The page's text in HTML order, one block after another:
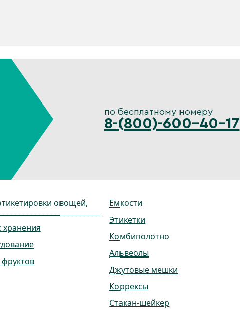
по бесплатному номеру
8-(800)-600-40-17
овощей,
хранения
Емкости
Этикетки
Комбиполотно
Альвеолы
Джутовые мешки
Коррексы
Стакан-шейкер